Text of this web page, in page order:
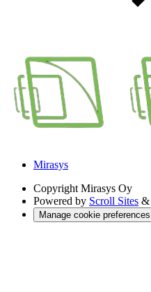
Mirasys
Copyright Mirasys Oy
Powered by Scroll Sites &
Manage cookie preferences